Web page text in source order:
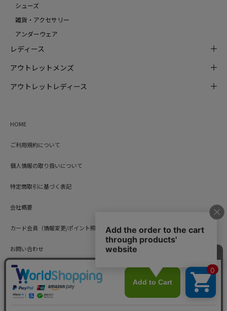
シューズ
雑貨・アクセサリー
アンダーウェア
レディース
アウトレットメンズ
アウトレットレディース
HOME
ご利用規約について
個人情報の取り扱いについて
特定商取引に基づく表記
会社概要
カード会員（情報変更/ポイント照会）
お問い合わせ